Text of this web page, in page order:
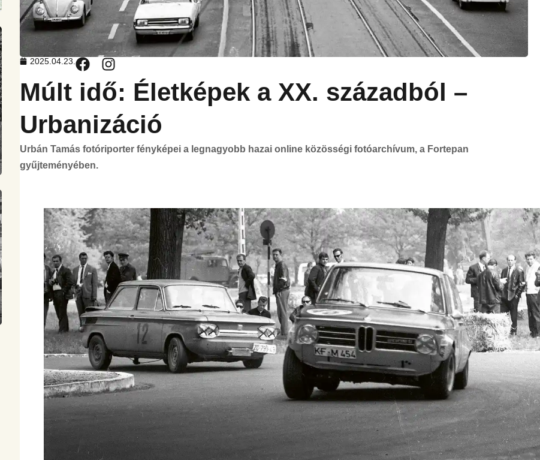
2025.04.23.
Múlt idő: Életképek a XX. századból –
Urbanizáció
Urbán Tamás fotóriporter fényképei a legnagyobb hazai online közösségi fotóarchívum, a Fortepan
gyűjteményében.